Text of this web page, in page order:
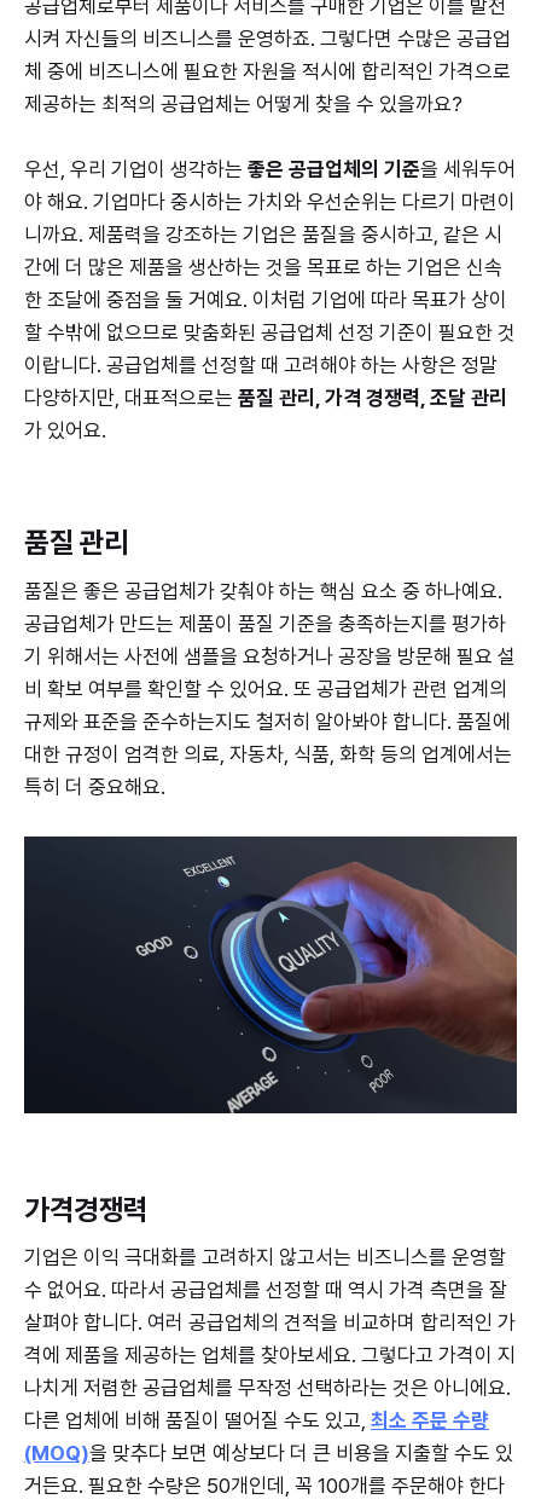
공급업체로부터 제품이나 서비스를 구매한 기업은 이를 발전
시켜 자신들의 비즈니스를 운영하죠. 그렇다면 수많은 공급업
체 중에 비즈니스에 필요한 자원을 적시에 합리적인 가격으로
제공하는 최적의 공급업체는 어떻게 찾을 수 있을까요?
우선, 우리 기업이 생각하는 좋은 공급업체의 기준을 세워두어
야 해요. 기업마다 중시하는 가치와 우선순위는 다르기 마련이
니까요. 제품력을 강조하는 기업은 품질을 중시하고, 같은 시
간에 더 많은 제품을 생산하는 것을 목표로 하는 기업은 신속
한 조달에 중점을 둘 거예요. 이처럼 기업에 따라 목표가 상이
할 수밖에 없으므로 맞춤화된 공급업체 선정 기준이 필요한 것
이랍니다. 공급업체를 선정할 때 고려해야 하는 사항은 정말
다양하지만, 대표적으로는 품질 관리, 가격 경쟁력, 조달 관리
가 있어요.
품질 관리
품질은 좋은 공급업체가 갖춰야 하는 핵심 요소 중 하나예요.
공급업체가 만드는 제품이 품질 기준을 충족하는지를 평가하
기 위해서는 사전에 샘플을 요청하거나 공장을 방문해 필요 설
비 확보 여부를 확인할 수 있어요. 또 공급업체가 관련 업계의
규제와 표준을 준수하는지도 철저히 알아봐야 합니다. 품질에
대한 규정이 엄격한 의료, 자동차, 식품, 화학 등의 업계에서는
특히 더 중요해요.
가격경쟁력
기업은 이익 극대화를 고려하지 않고서는 비즈니스를 운영할
수 없어요. 따라서 공급업체를 선정할 때 역시 가격 측면을 잘
살펴야 합니다. 여러 공급업체의 견적을 비교하며 합리적인 가
격에 제품을 제공하는 업체를 찾아보세요. 그렇다고 가격이 지
나치게 저렴한 공급업체를 무작정 선택하라는 것은 아니에요.
다른 업체에 비해 품질이 떨어질 수도 있고, 최소 주문 수량
(MOQ)을 맞추다 보면 예상보다 더 큰 비용을 지출할 수도 있
거든요. 필요한 수량은 50개인데, 꼭 100개를 주문해야 한다